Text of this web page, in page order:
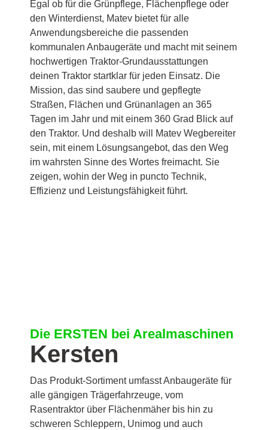
Egal ob für die Grünpflege, Flächenpflege oder
den Winterdienst, Matev bietet für alle
Anwendungsbereiche die passenden
kommunalen Anbaugeräte und macht mit seinem
hochwertigen Traktor-Grundausstattungen
deinen Traktor startklar für jeden Einsatz. Die
Mission, das sind saubere und gepflegte
Straßen, Flächen und Grünanlagen an 365
Tagen im Jahr und mit einem 360 Grad Blick auf
den Traktor. Und deshalb will Matev Wegbereiter
sein, mit einem Lösungsangebot, das den Weg
im wahrsten Sinne des Wortes freimacht. Sie
zeigen, wohin der Weg in puncto Technik,
Effizienz und Leistungsfähigkeit führt.
Die ERSTEN bei Arealmaschinen
Kersten
Das Produkt-Sortiment umfasst Anbaugeräte für
alle gängigen Trägerfahrzeuge, vom
Rasentraktor über Flächenmäher bis hin zu
schweren Schleppern, Unimog und auch